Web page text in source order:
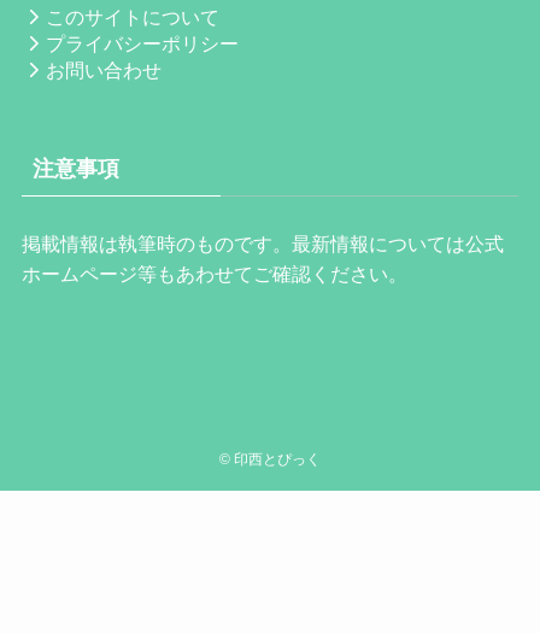
このサイトについて
プライバシーポリシー
お問い合わせ
注意事項
掲載情報は執筆時のものです。最新情報については公式
ホームページ等もあわせてご確認ください。
© 印西とぴっく